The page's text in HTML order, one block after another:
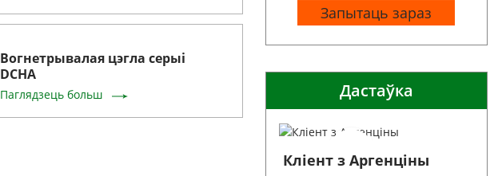
Запытаць зараз
Дастаўка
Кліент з Аргенціны
Вогнетрывалая цэгла серыі
DCHA
Паглядзець больш